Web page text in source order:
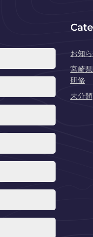
お知
宮崎
研修
未分類